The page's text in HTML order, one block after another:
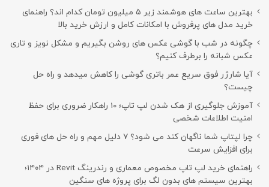
بهترین ساعت های هوشمند زیر ۵ میلیون تومان کدام اند؟ راهنمای
خرید مدل های پرفروش با امکانات کامل و ارزش خرید بالا
چگونه در شب با گوشی عکس های روشن بگیریم و مشکل نویز و تاری
عکس شبانه را برطرف کنیم؟
آیا شارژر فوق سریع عمر باتری گوشی را کاهش میدهد و راه حل
چیست؟
آموزش جلوگیری از هک شدن لپ تاپ؛ 10 راهکار ضروری برای حفظ
امنیت اطلاعات شخصی
چرا لپتاپ شما ناگهان کند می شود؟ ۷ دلیل مهم و راه حل های فوری
برای افزایش سرعت
راهنمای خرید لپ تاپ مخصوص معماری و رندرینگ Revit در ۱۴۰۴؛
بهترین سیستم های بدون لگ برای پروژه های سنگین